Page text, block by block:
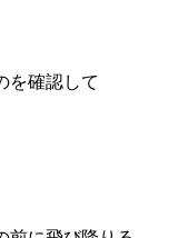
を確認して